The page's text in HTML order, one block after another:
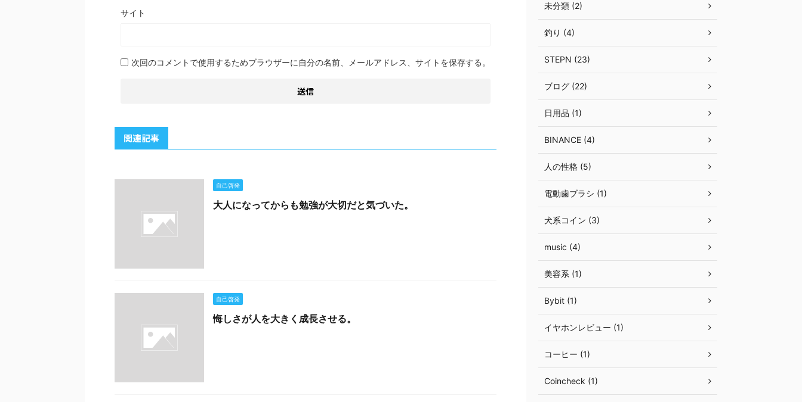
サイト
次回のコメントで使用するためブラウザーに自分の名前、メールアドレス、サイトを保存する。
関連記事
自己啓発
大人になってからも勉強が大切だと気づいた。
自己啓発
悔しさが人を大きく成長させる。
未分類 (2)
釣り (4)
STEPN (23)
ブログ (22)
日用品 (1)
BINANCE (4)
人の性格 (5)
電動歯ブラシ (1)
犬系コイン (3)
music (4)
美容系 (1)
Bybit (1)
イヤホンレビュー (1)
コーヒー (1)
Coincheck (1)